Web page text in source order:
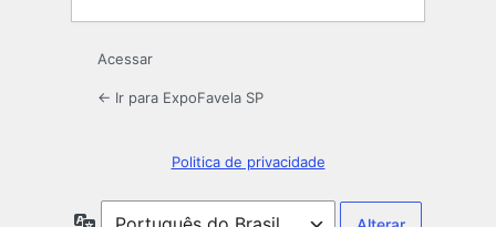
Acessar
← Ir para ExpoFavela SP
Politica de privacidade
Idioma